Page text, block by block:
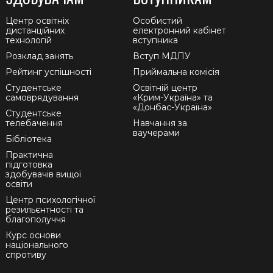
Центр освітніх
дистанційних
технологій
Розклад занять
Рейтинг успішності
Студентське
самоврядування
Студентське
телебачення
Бібліотека
Практична
підготовка
здобувачів вищої
освіти
Центр психологічної
резильєнтності та
благополуччя
Курс основи
національного
спротиву
Особистий
електронний кабінет
вступника
Вступ МДПУ
Приймальна комісія
Освітній центр
«Крим-Україна» та
«Донбас-Україна»
Навчання за
ваучерами